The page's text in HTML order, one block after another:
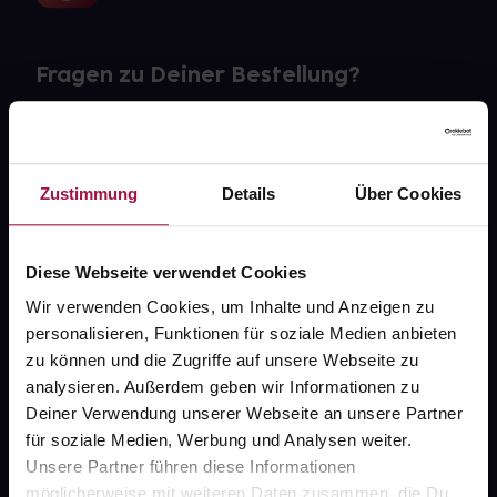
Zustimmung Details Über Cookies
Diese Webseite verwendet Cookies
Wir verwenden Cookies, um Inhalte und Anzeigen zu
personalisieren, Funktionen für soziale Medien anbieten
zu können und die Zugriffe auf unsere Webseite zu
analysieren. Außerdem geben wir Informationen zu
Deiner Verwendung unserer Webseite an unsere Partner
für soziale Medien, Werbung und Analysen weiter.
Unsere Partner führen diese Informationen
Fragen zu Deiner Bestellung?
Über uns
Karriere